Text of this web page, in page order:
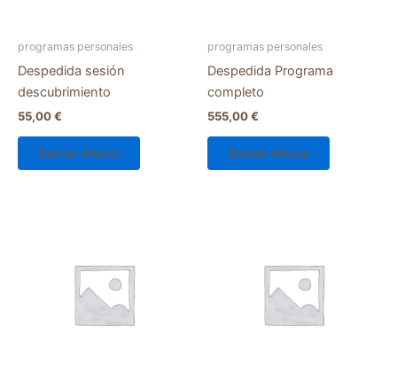
programas personales
Despedida sesión
descubrimiento
55,00€
Enviar Ahora
programas personales
Despedida Programa
completo
555,00€
Enviar Ahora